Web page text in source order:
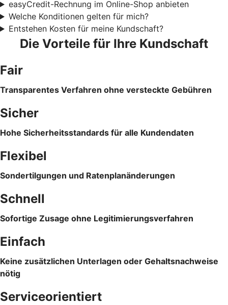
easyCredit-Rechnung im Online-Shop anbieten
Welche Konditionen gelten für mich?
Entstehen Kosten für meine Kundschaft?
Die Vorteile für Ihre Kundschaft
Fair
Transparentes Verfahren ohne versteckte Gebühren
Sicher
Hohe Sicherheitsstandards für alle Kundendaten
Flexibel
Sondertilgungen und Ratenplanänderungen
Schnell
Sofortige Zusage ohne Legitimierungsverfahren
Einfach
Keine zusätzlichen Unterlagen oder Gehaltsnachweise
nötig
Serviceorientiert